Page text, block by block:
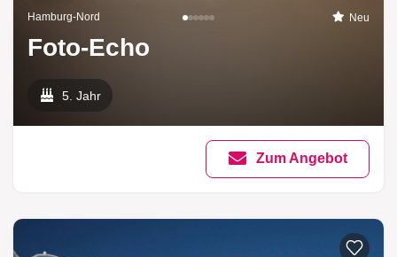
Hamburg-Nord Neu
Foto-Echo
5. Jahr
Zum Angebot